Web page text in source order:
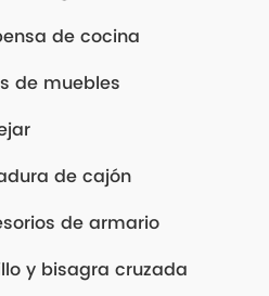
de cocina
de muebles
de cajón
de armario
y bisagra cruzada